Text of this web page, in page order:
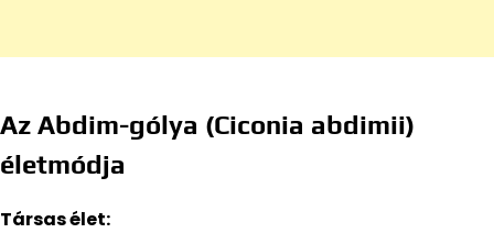
Az Abdim-gólya (Ciconia abdimii)
életmódja
Társas élet: